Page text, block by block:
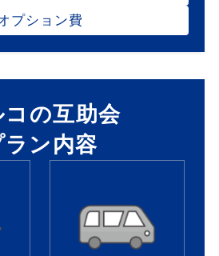
プション費
コの互助会
ラン内容